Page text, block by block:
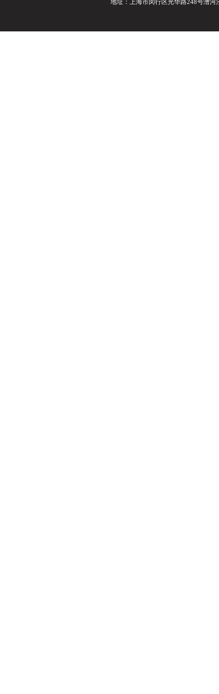
地址：上海市闵行区光华路248号漕